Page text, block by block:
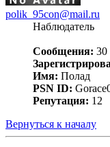
polik_95con@mail.ru
Наблюдатель
Сообщения: 30
Имя: Полад
PSN ID:
Репутация: 12
Вернуться к началу